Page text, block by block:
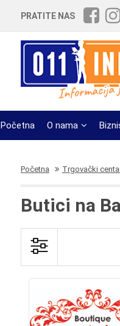
PRATITE NAS
Početna O nama
Početna Trgovački
Butici na